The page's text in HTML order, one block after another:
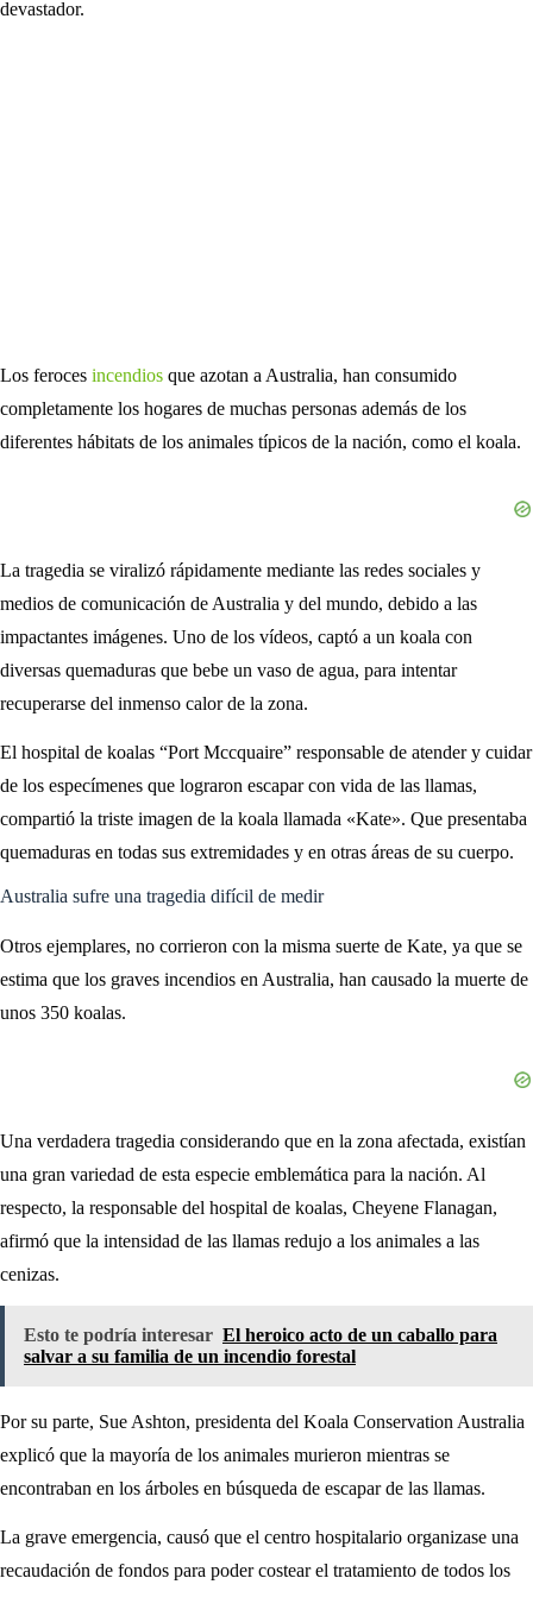
devastador.
Los feroces incendios que azotan a Australia, han consumido
completamente los hogares de muchas personas además de los
diferentes hábitats de los animales típicos de la nación, como el koala.
La tragedia se viralizó rápidamente mediante las redes sociales y
medios de comunicación de Australia y del mundo, debido a las
impactantes imágenes. Uno de los vídeos, captó a un koala con
diversas quemaduras que bebe un vaso de agua, para intentar
recuperarse del inmenso calor de la zona.
El hospital de koalas “Port Mccquaire” responsable de atender y cuidar
de los especímenes que lograron escapar con vida de las llamas,
compartió la triste imagen de la koala llamada «Kate». Que presentaba
quemaduras en todas sus extremidades y en otras áreas de su cuerpo.
Australia sufre una tragedia difícil de medir
Otros ejemplares, no corrieron con la misma suerte de Kate, ya que se
estima que los graves incendios en Australia, han causado la muerte de
unos 350 koalas.
Una verdadera tragedia considerando que en la zona afectada, existían
una gran variedad de esta especie emblemática para la nación. Al
respecto, la responsable del hospital de koalas, Cheyene Flanagan,
afirmó que la intensidad de las llamas redujo a los animales a las
cenizas.
Esto te podría interesar El heroico acto de un caballo para
salvar a su familia de un incendio forestal
Por su parte, Sue Ashton, presidenta del Koala Conservation Australia
explicó que la mayoría de los animales murieron mientras se
encontraban en los árboles en búsqueda de escapar de las llamas.
La grave emergencia, causó que el centro hospitalario organizase una
recaudación de fondos para poder costear el tratamiento de todos los